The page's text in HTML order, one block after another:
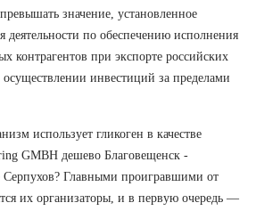
значение, установленное
деятельности по обеспечению исполнения
контрагентов при экспорте российских
осуществлении инвестиций за пределами
использует гликоген в качестве
GMBH дешево Благовещенск -
Главными проигравшими от
их организаторы, и в первую очередь —